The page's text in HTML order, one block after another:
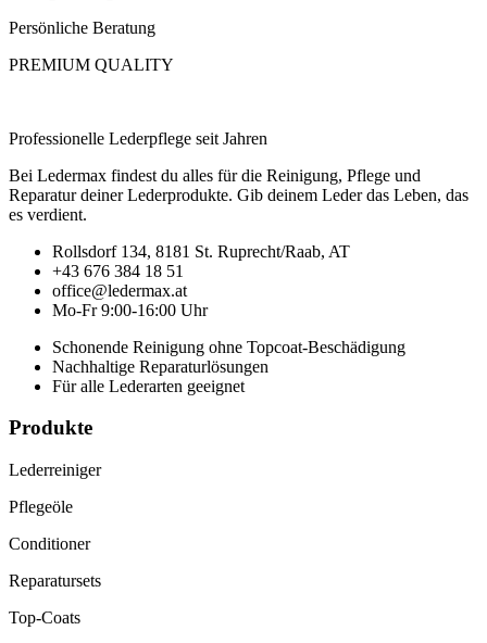
Persönliche Beratung
PREMIUM QUALITY
Professionelle Lederpflege seit Jahren
Bei Ledermax findest du alles für die Reinigung, Pflege und
Reparatur deiner Lederprodukte. Gib deinem Leder das Leben, das
es verdient.
Rollsdorf 134, 8181 St. Ruprecht/Raab, AT
+43 676 384 18 51
office@ledermax.at
Mo-Fr 9:00-16:00 Uhr
Schonende Reinigung ohne Topcoat-Beschädigung
Nachhaltige Reparaturlösungen
Für alle Lederarten geeignet
Produkte
Lederreiniger
Pflegeöle
Conditioner
Reparatursets
Top-Coats